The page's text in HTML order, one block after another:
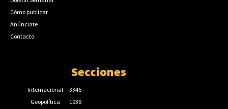
Cómo publicar
Anúnciate
Contacto
Secciones
Internacional
3346
Geopolítica
1936